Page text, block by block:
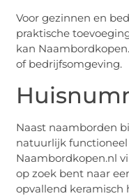
Voor gezinnen en
praktische
kan
of bedrijfsomgeving.
Naast naamborden
natuurlijk
Naambordkopen.nl
op zoek bent naar
opvallend keramisch